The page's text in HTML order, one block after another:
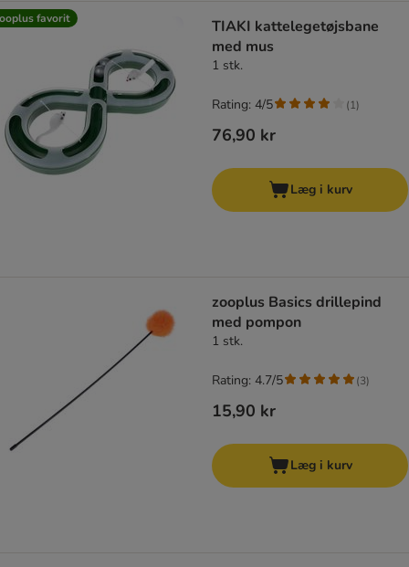
favorit
TIAKI kattelegetøjsbane
med mus
1 stk.
76,90 kr
Rating: 4/5 (1)
Læg i kurv
zooplus Basics drillepind
med pompon
1 stk.
15,90 kr
Rating: 4.7/5 (3)
Læg i kurv